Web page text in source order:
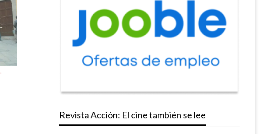
Revista Acción: El cine también se lee